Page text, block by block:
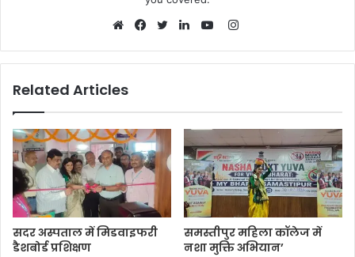
Instagram
Related Articles
सदर अस्पताल में मिडवाइफरी
डैशबोर्ड प्रशिक्षण
समस्तीपुर महिला कॉलेज में
नशा मुक्ति अभियान’